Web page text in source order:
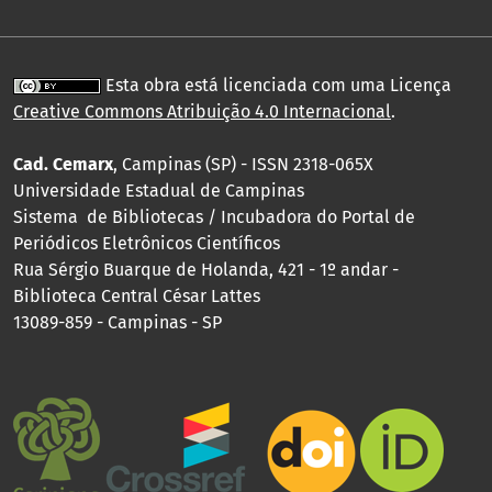
Esta obra está licenciada com uma Licença
Creative Commons Atribuição 4.0 Internacional.
Cad. Cemarx, Campinas (SP) - ISSN 2318-065X
Universidade Estadual de Campinas
Sistema de Bibliotecas / Incubadora do Portal de
Periódicos Eletrônicos Científicos
Rua Sérgio Buarque de Holanda, 421 - 1º andar -
Biblioteca Central César Lattes
13089-859 - Campinas - SP